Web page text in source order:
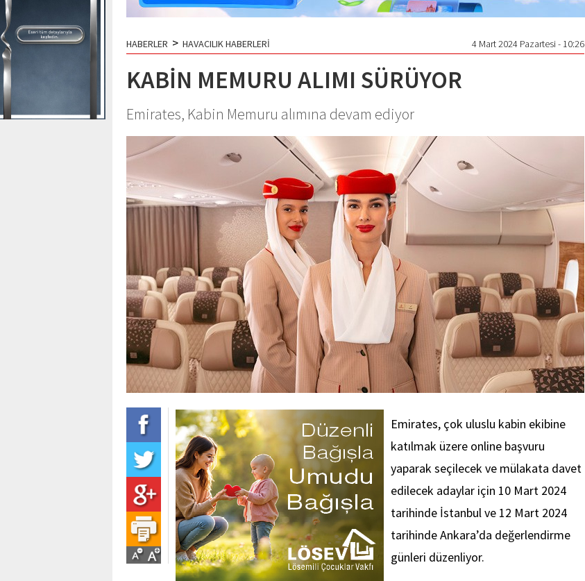
HABERLER > HAVACILIK HABERLERİ 4 Mart 2024 Pazartesi - 10:26
KABİN MEMURU ALIMI SÜRÜYOR
Emirates, Kabin Memuru alımına devam ediyor
Emirates, çok uluslu kabin ekibine
katılmak üzere online başvuru
yaparak seçilecek ve mülakata davet
edilecek adaylar için 10 Mart 2024
tarihinde İstanbul ve 12 Mart 2024
tarihinde Ankara’da değerlendirme
günleri düzenliyor.